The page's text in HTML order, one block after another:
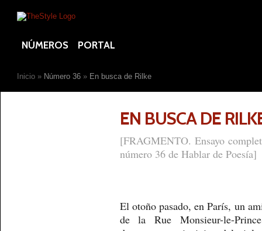
NÚMEROS PORTAL
Inicio » Número 36 » En busca de Rilke
EN BUSCA DE
[FRAGMENTO. Ensayo
número 36 de Hablar de Poesía]
El otoño pasado, en París, un
de la Rue Monsieur-le-